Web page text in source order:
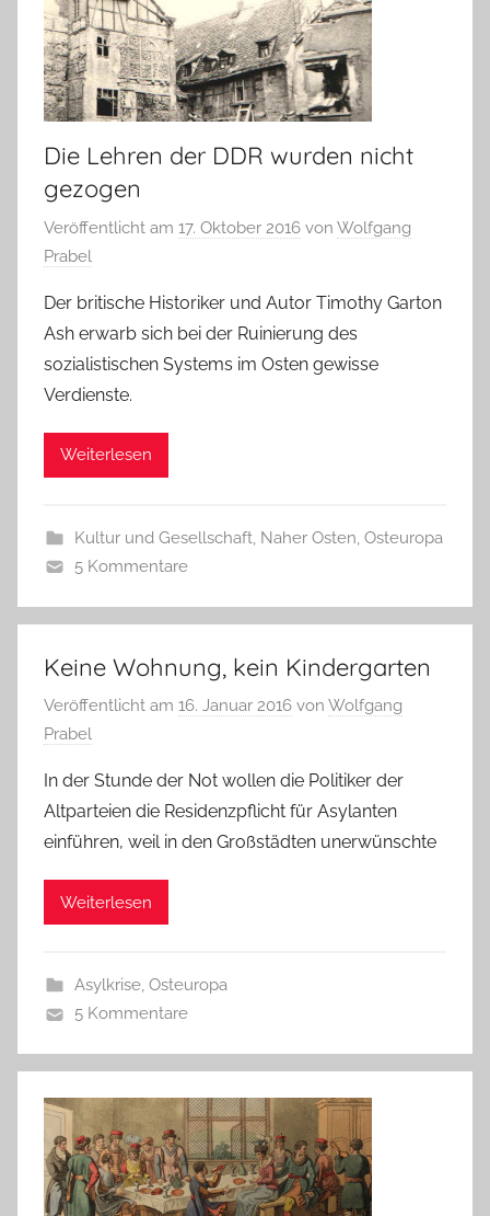
Die Lehren der DDR wurden nicht
gezogen
Veröffentlicht am 17. Oktober 2016 von Wolfgang
Prabel
Der britische Historiker und Autor Timothy Garton
Ash erwarb sich bei der Ruinierung des
sozialistischen Systems im Osten gewisse
Verdienste.
Weiterlesen
Kultur und Gesellschaft, Naher Osten, Osteuropa
5 Kommentare
Keine Wohnung, kein Kindergarten
Veröffentlicht am 16. Januar 2016 von Wolfgang
Prabel
In der Stunde der Not wollen die Politiker der
Altparteien die Residenzpflicht für Asylanten
einführen, weil in den Großstädten unerwünschte
Weiterlesen
Asylkrise, Osteuropa
5 Kommentare